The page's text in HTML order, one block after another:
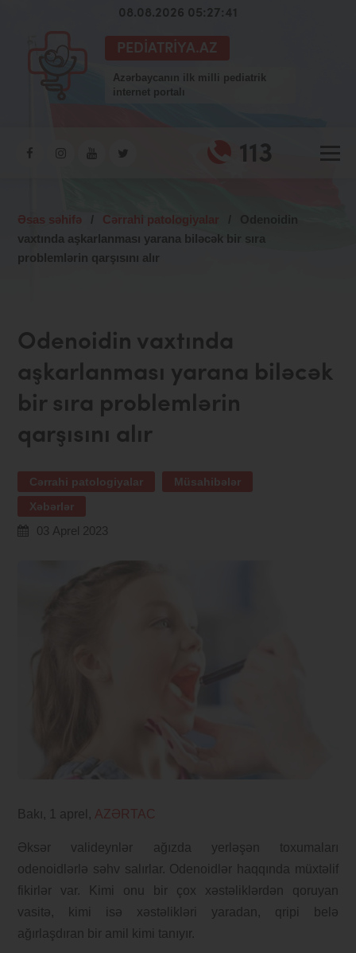
08.08.2026 05:27:42
PEDIATRIYA.AZ
Azərbaycanın ilk milli pediatrik
internet portalı
113
Əsas səhifə / Cərrahi patologiyalar
Odenoidin
vaxtında aşkarlanması yarana biləcək bir sıra
problemlərin qarşısını alır
Odenoidin vaxtında
aşkarlanması yarana biləcək
bir sıra problemlərin
qarşısını alır
Cərrahi patologiyalar
Müsahibələr
Xəbərlər
03 Aprel 2023
Bakı, 1 aprel, AZƏRTAC
Əksər valideynlər ağızda yerləşən toxumaları
odenoidlərlə səhv salırlar. Odenoidlər haqqında müxtəlif
fikirlər var. Kimi onu bir çox xəstəliklərdən qoruyan
vasitə, kimi isə xəstəlikləri yaradan, qripi belə
ağırlaşdıran bir amil kimi tanıyır.